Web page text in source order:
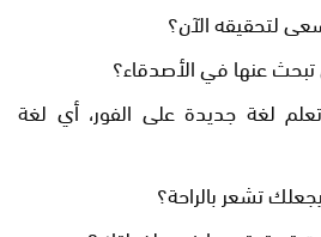
لتحقيقه الآن؟
عنها في الأصدقاء؟
لغة جديدة على الفور، أي لغة
تشعر بالراحة؟